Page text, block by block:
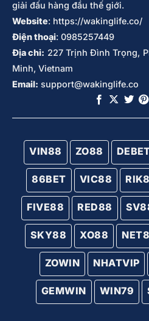
giải đấu hàng đầu thế giới.
Website: https://wakinglife.co/
Điện thoại: 0985257449
Địa chỉ: 227 Trịnh Đình Trọng,
Minh, Vietnam
Email: support@wakinglife.co
VIN88 ZO88
86BET VIC88
FIVE88 RED88
SKY88 XO88
ZOWIN NHATVIP
GEMWIN WIN79